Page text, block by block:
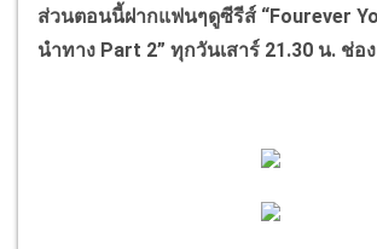
ส่วนตอนนี้ฝากแฟนๆดูซีรีส์ “Fourever
นำทาง Part 2” ทุกวันเสาร์ 21.30 น. ช่อ